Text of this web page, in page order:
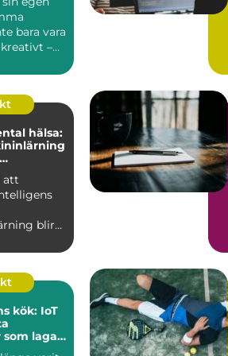
bara vara
–
hälsa:
att
blir
kök: IoT
lagar